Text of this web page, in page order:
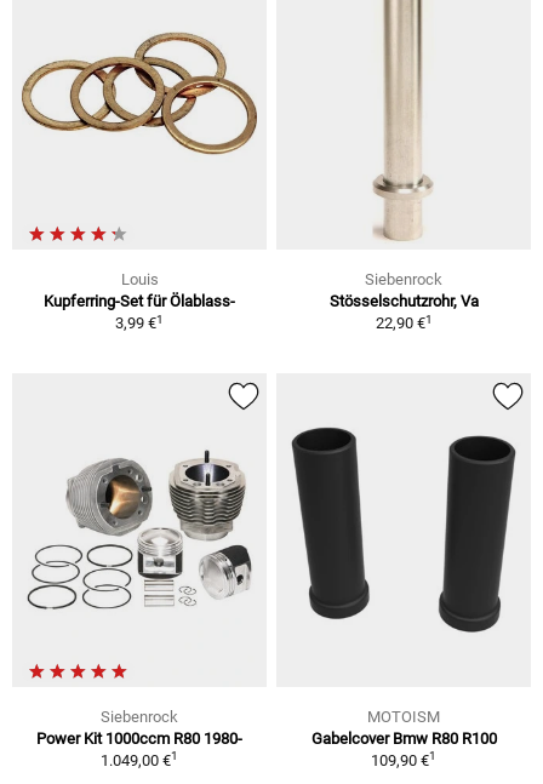
Louis
Kupferring-Set für Ölablass-
3,99 €1
Siebenrock
Stösselschutzrohr, Va
22,90 €1
Siebenrock
Power Kit 1000ccm R80 1980-
1.049,00 €1
MOTOISM
Gabelcover Bmw R80 R100
109,90 €1